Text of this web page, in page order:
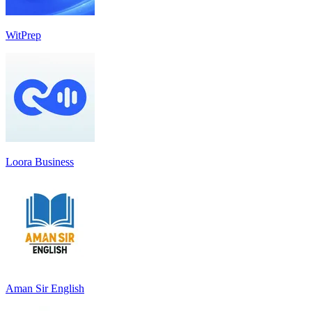
WitPrep
Loora Business
Aman Sir English